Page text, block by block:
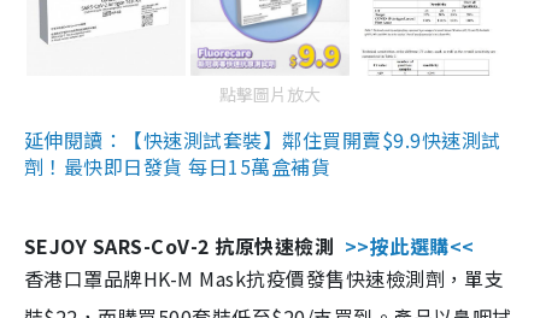
點擊圖片放大
延伸閱讀：【快速測試套裝】鄰住買開賣$9.9快速測試
劑！最快即日發貨 每日15萬盒補貨
SEJOY SARS-CoV-2 抗原快速檢測 >>按此選購<<
香港口罩品牌HK-M Mask抗疫價發售快速檢測劑，單支